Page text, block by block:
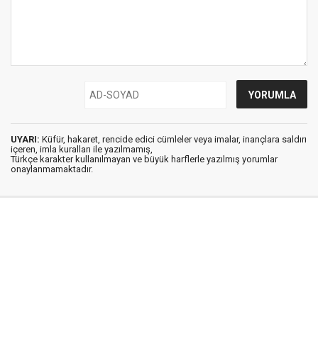
UYARI: Küfür, hakaret, rencide edici cümleler veya imalar, inançlara saldırı
içeren, imla kuralları ile yazılmamış,
Türkçe karakter kullanılmayan ve büyük harflerle yazılmış yorumlar
onaylanmamaktadır.